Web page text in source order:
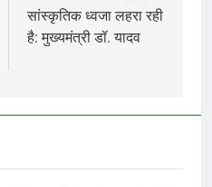
सांस्कृतिक ध्वजा लहरा रही
है: मुख्यमंत्री डॉ. यादव